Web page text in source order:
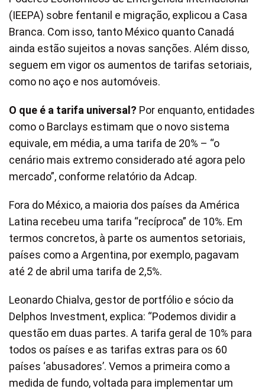
(IEEPA) sobre fentanil e migração, explicou a Casa
Branca. Com isso, tanto México quanto Canadá
ainda estão sujeitos a novas sanções. Além disso,
seguem em vigor os aumentos de tarifas setoriais,
como no aço e nos automóveis.
O que é a tarifa universal? Por enquanto, entidades
como o Barclays estimam que o novo sistema
equivale, em média, a uma tarifa de 20% – “o
cenário mais extremo considerado até agora pelo
mercado”, conforme relatório da Adcap.
Fora do México, a maioria dos países da América
Latina recebeu uma tarifa “recíproca” de 10%. Em
termos concretos, à parte os aumentos setoriais,
países como a Argentina, por exemplo, pagavam
até 2 de abril uma tarifa de 2,5%.
Leonardo Chialva, gestor de portfólio e sócio da
Delphos Investment, explica: “Podemos dividir a
questão em duas partes. A tarifa geral de 10% para
todos os países e as tarifas extras para os 60
países ‘abusadores’. Vemos a primeira como a
medida de fundo, voltada para implementar um